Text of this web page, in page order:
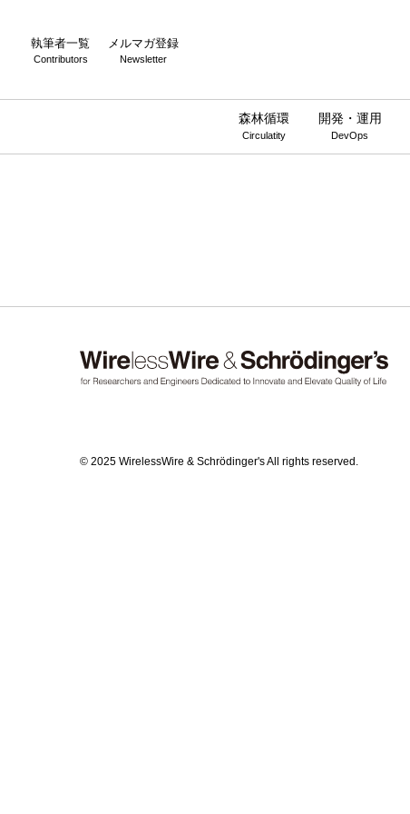
執筆者一覧
Contributors
メルマガ登録
Newsletter
森林循環
Circulatity
開発・運用
DevOps
© 2025 WirelessWire & Schrödinger's All rights reserved.